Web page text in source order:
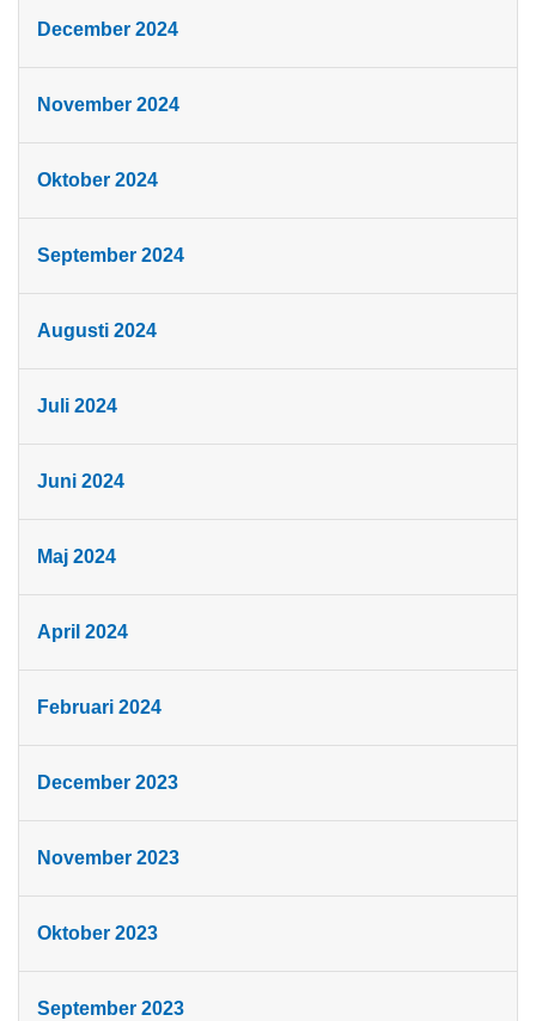
December 2024
November 2024
Oktober 2024
September 2024
Augusti 2024
Juli 2024
Juni 2024
Maj 2024
April 2024
Februari 2024
December 2023
November 2023
Oktober 2023
September 2023